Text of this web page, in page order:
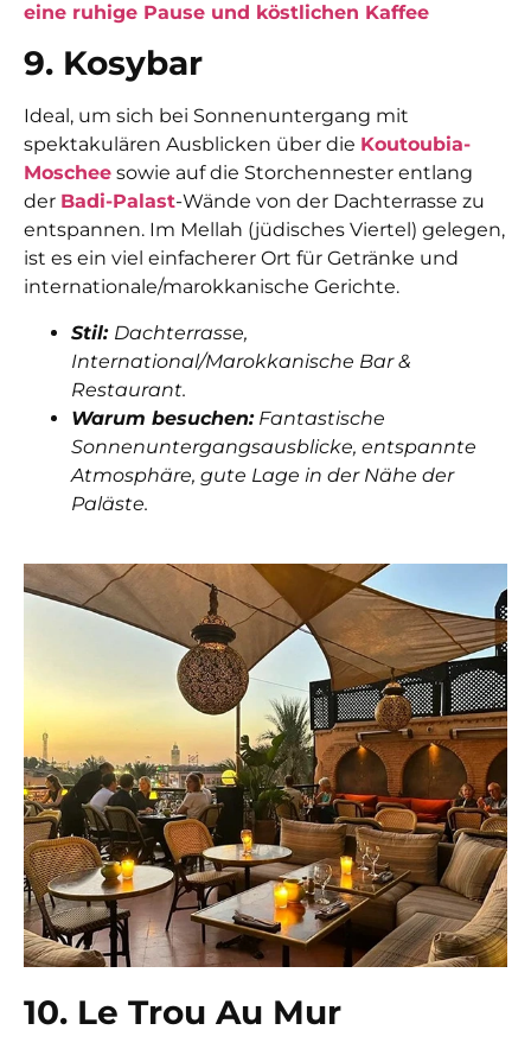
eine ruhige Pause und köstlichen Kaffee
9. Kosybar
Ideal, um sich bei Sonnenuntergang mit
spektakulären Ausblicken über die Koutoubia-
Moschee sowie auf die Storchennester entlang
der Badi-Palast-Wände von der Dachterrasse zu
entspannen. Im Mellah (jüdisches Viertel) gelegen,
ist es ein viel einfacherer Ort für Getränke und
internationale/marokkanische Gerichte.
Stil: Dachterrasse,
International/Marokkanische Bar &
Restaurant.
Warum besuchen:Fantastische
Sonnenuntergangsausblicke, entspannte
Atmosphäre, gute Lage in der Nähe der
Paläste.
10. Le Trou Au Mur